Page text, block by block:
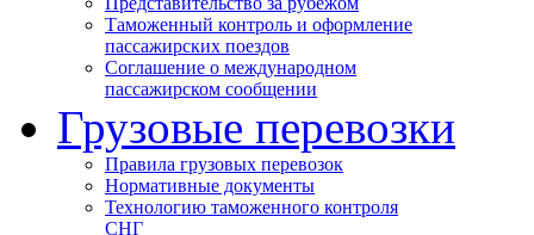
Таможенный контроль и оформление
пассажирских поездов
Соглашение о международном
пассажирском сообщении
Грузовые перевозки
Правила грузовых перевозок
Нормативные документы
Технологию таможенного контроля
СНГ